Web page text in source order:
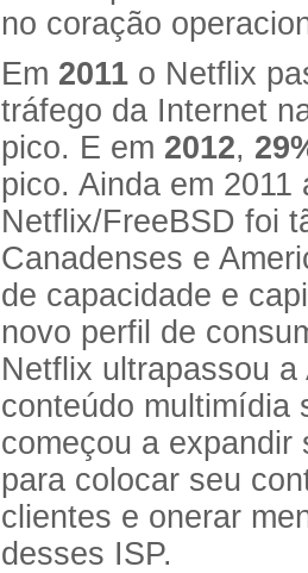
no coração
Em 2011 o Netflix
tráfego da Internet
pico. E em 2012,
pico. Ainda em
Netflix/FreeBSD foi
Canadenses e
de capacidade e
novo perfil de
Netflix ultrapassou
conteúdo multimídia
começou a expandir
para colocar seu
clientes e onerar
desses ISP.